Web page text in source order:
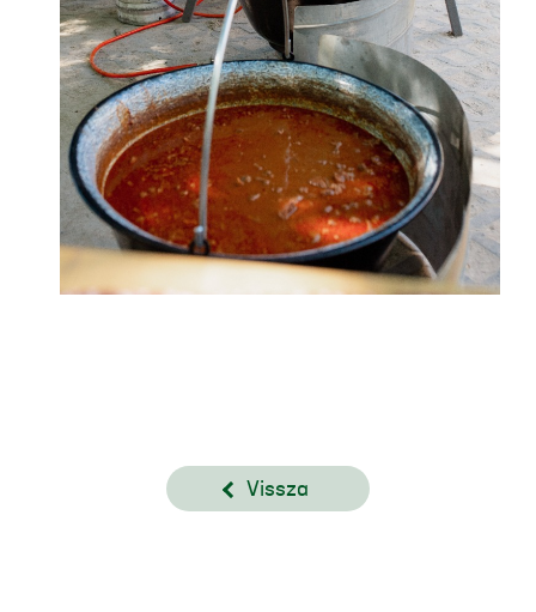
Vissza